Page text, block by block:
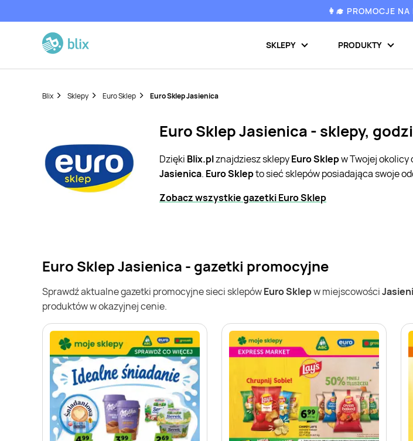
👩‍🎓 PROMOCJE
SKLEPY PRODUKTY
Blix Sklepy Euro Sklep Euro Sklep Jasienica
Euro Sklep Jasienica - sklepy,
Dzięki Blix.plznajdziesz sklepyEuro Sklepw Twojej
Jasienica. Euro Sklepto sieć sklepów posiadająca swoje
Zobacz wszystkie gazetki Euro Sklep
Euro Sklep Jasienica - gazetki promocyjne
Sprawdź aktualne gazetki promocyjne sieci sklepówEuro Sklepw miejscowości
produktów w okazyjnej cenie.